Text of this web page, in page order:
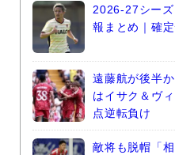
2026-27シー
報まとめ｜確
遠藤航が後半
はイサク＆ヴ
点逆転負け
敵将も脱帽「